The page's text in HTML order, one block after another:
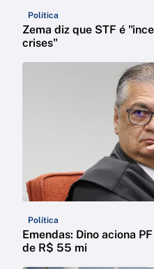
Política
Zema diz que STF é
crises"
Política
Emendas: Dino aciona
de R$ 55 mi